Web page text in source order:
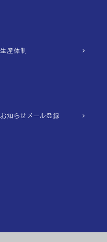
生産体制
お知らせメール登録